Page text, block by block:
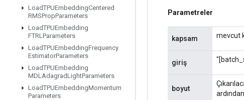
LoadTPUEmbeddingCentered
RMSPropParameters
LoadTPUEmbedding
FTRLParameters
LoadTPUEmbeddingFrequency
EstimatorParameters
LoadTPUEmbedding
MDLAdagradLightParameters
LoadTPUEmbeddingMomentum
Parameters
Parametreler
kapsam mevcut
giriş
boyut